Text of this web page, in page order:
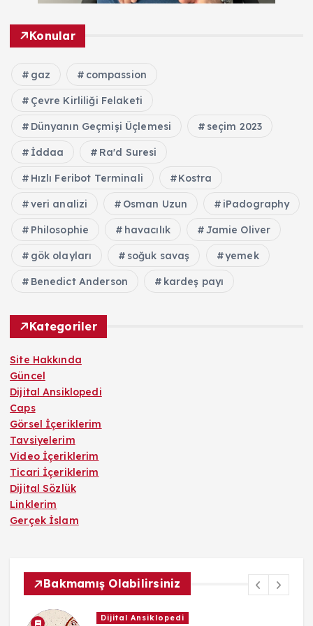
Konular
gaz compassion
Çevre Kirliliği Felaketi
Dünyanın Geçmişi Üçlemesi seçim 2023
İddaa Ra'd Suresi
Hızlı Feribot Terminali Kostra
veri analizi Osman Uzun iPadography
Philosophie havacılık Jamie Oliver
gök olayları soğuk savaş yemek
Benedict Anderson kardeş payı
Kategoriler
Site Hakkında
Güncel
Dijital Ansiklopedi
Caps
Görsel İçeriklerim
Tavsiyelerim
Video İçeriklerim
Ticari İçeriklerim
Dijital Sözlük
Linklerim
Gerçek İslam
Bakmamış Olabilirsiniz
Dijital Ansiklopedi